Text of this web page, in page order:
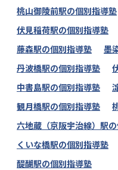
桃山御陵前駅の個別指導塾
伏見稲荷駅の個別指導塾
藤森駅の個別指導塾
墨
丹波橋駅の個別指導塾
中書島駅の個別指導塾
観月橋駅の個別指導塾
六地蔵（京阪宇治線）駅
くいな橋駅の個別指導塾
醍醐駅の個別指導塾